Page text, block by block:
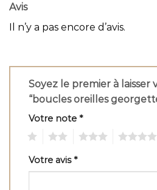
Avis
Il n’y a pas encore d’avis.
Soyez le premier à laisser
“boucles oreilles
Votre note *
Votre avis*